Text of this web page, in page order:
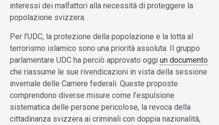
interessi dei malfattori alla necessità di proteggere la
popolazione svizzera.
Per l’UDC, la protezione della popolazione e la lotta al
terrorismo islamico sono una priorità assoluta. Il gruppo
parlamentare UDC ha perciò approvato oggi un documento
che riassume le sue rivendicazioni in vista della sessione
invernale delle Camere federali. Queste proposte
comprendono diverse misure come l’espulsione
sistematica delle persone pericolose, la revoca della
cittadinanza svizzera ai criminali con doppia nazionalità,